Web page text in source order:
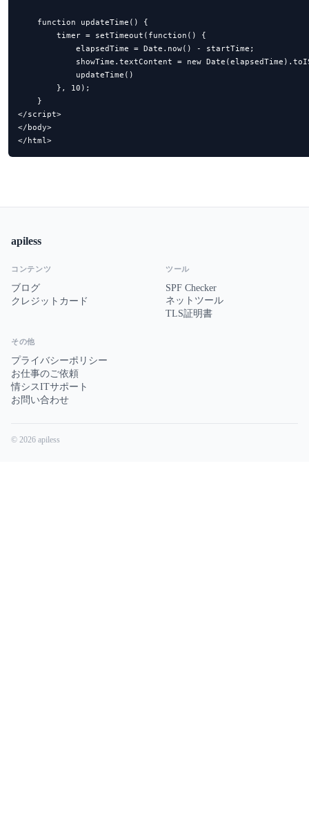
    function updateTime() {
        timer = setTimeout(function() {
            elapsedTime = Date.now() - startTime;
showTime.textContent = new
            updateTime()
        }, 10);
    }
</script>
</body>
</html>
apiless
コンテンツ
ブログ
クレジットカード
ツール
SPF Checker
ネットツール
TLS証明書
その他
プライバシーポリシー
お仕事のご依頼
情シスITサポート
お問い合わせ
© 2026 apiless